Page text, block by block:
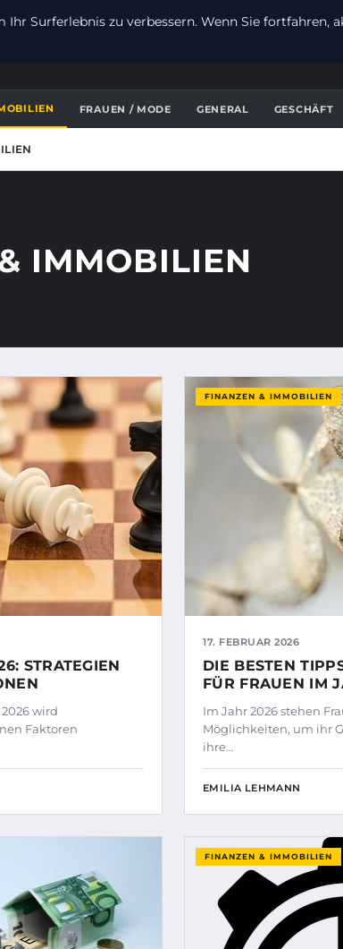
FRAUEN / MODE GENERAL GESCHÄFT
IMMOBILIEN
STRATEGIEN
wird
Faktoren
FINANZEN & IMMOBILIEN
17. FEBRUAR 2026
DIE BESTEN
FÜR FRAUEN IM
Im Jahr 2026 stehen
Möglichkeiten, um ihr
ihre…
EMILIA LEHMANN
FINANZEN & IMMOBILIEN
Ihr Surferlebnis zu verbessern. Wenn Sie fortfahren,